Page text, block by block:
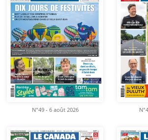
N°49 - 6 août 2026